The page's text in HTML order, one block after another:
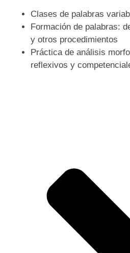
Clases de palabras
Formación de palabras:
y otros procedimientos
Práctica de análisis
reflexivos y